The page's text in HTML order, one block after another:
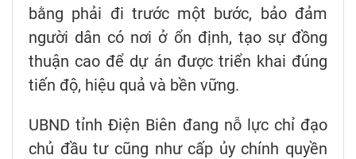
bằng phải đi trước một bước, bảo đảm
người dân có nơi ở ổn định, tạo sự đồng
thuận cao để dự án được triển khai đúng
tiến độ, hiệu quả và bền vững.
UBND tỉnh Điện Biên đang nỗ lực chỉ đạo
chủ đầu tư cũng như cấp ủy chính quyền